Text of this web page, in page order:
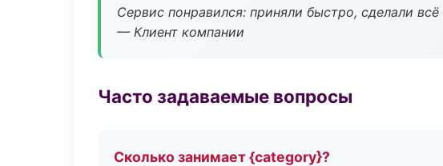
Сервис понравился: приняли быстро, сделали
— Клиент компании
Часто задаваемые вопросы
Сколько занимает {category}?